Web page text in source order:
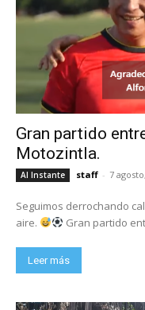
Gran partido
Motozintla.
Al Instante staff - 7
Seguimos derrochando
aire.
Gran partido
Leer más